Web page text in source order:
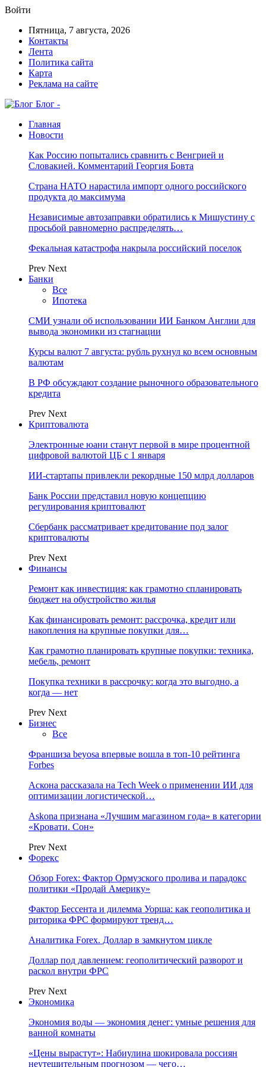
Войти
Пятница, 7 августа, 2026
Контакты
Лента
Политика сайта
Карта
Реклама на сайте
Блог -
Главная
Новости
Как Россию попытались сравнить с Венгрией и
Словакией. Комментарий Георгия Бовта
Страна НАТО нарастила импорт одного российского
продукта до максимума
Независимые автозаправки обратились к Мишустину с
просьбой равномерно распределять…
Фекальная катастрофа накрыла российский поселок
Prev Next
Банки
Все
Ипотека
СМИ узнали об использовании ИИ Банком Англии для
вывода экономики из стагнации
Курсы валют 7 августа: рубль рухнул ко всем основным
валютам
В РФ обсуждают создание рыночного образовательного
кредита
Prev Next
Криптовалюта
Электронные юани станут первой в мире процентной
цифровой валютой ЦБ с 1 января
ИИ-стартапы привлекли рекордные 150 млрд долларов
Банк России представил новую концепцию
регулирования криптовалют
Сбербанк рассматривает кредитование под залог
криптовалюты
Prev Next
Финансы
Ремонт как инвестиция: как грамотно спланировать
бюджет на обустройство жилья
Как финансировать ремонт: рассрочка, кредит или
накопления на крупные покупки для…
Как грамотно планировать крупные покупки: техника,
мебель, ремонт
Покупка техники в рассрочку: когда это выгодно, а
когда — нет
Prev Next
Бизнес
Все
Франшиза beyosa впервые вошла в топ-10 рейтинга
Forbes
Аскона рассказала на Tech Week о применении ИИ для
оптимизации логистической…
Askona признана «Лучшим магазином года» в категории
«Кровати. Сон»
Prev Next
Форекс
Обзор Forex: Фактор Ормузского пролива и парадокс
политики «Продай Америку»
Фактор Бессента и дилемма Уорша: как геополитика и
риторика ФРС формируют тренд…
Аналитика Forex. Доллар в замкнутом цикле
Доллар под давлением: геополитический разворот и
раскол внутри ФРС
Prev Next
Экономика
Экономия воды — экономия денег: умные решения для
ванной комнаты
«Цены вырастут»: Набиулина шокировала россиян
неутешительным прогнозом — чего…